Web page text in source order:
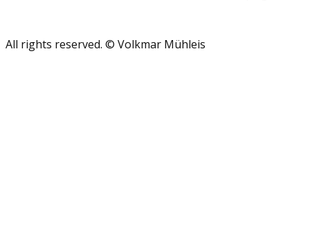
All rights reserved. © Volkmar Mühleis